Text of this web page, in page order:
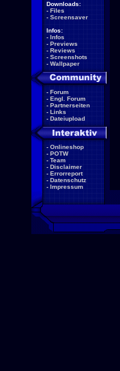
Downloads:
- Files
- Screensaver
Infos:
- Infos
- Previews
- Reviews
- Screenshots
- Wallpaper
- Forum
- Engl. Forum
- Partnerseiten
- Links
- Dateiupload
- Onlineshop
- POTW
- Team
- Disclaimer
- Errorreport
- Datenschutz
- Impressum